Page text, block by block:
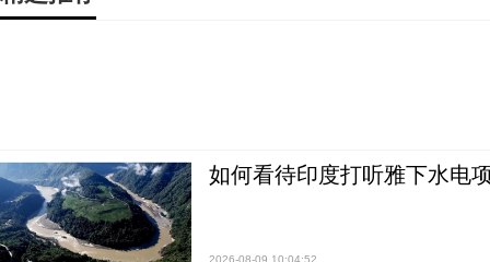
如何看待印度打听雅下水电
2026-08-09 10:04:52